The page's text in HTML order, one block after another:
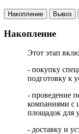
Накопление Вывоз
Накопление
Этот этап
- покупку
подготовку к
- проведение
компаниями с
площадок для
- доставку и